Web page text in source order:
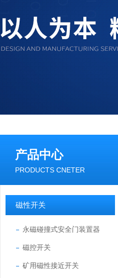
产品中心
PRODUCTS CNETER
磁性开关
永磁碰撞式安全门装置器
磁控开关
矿用磁性接近开关